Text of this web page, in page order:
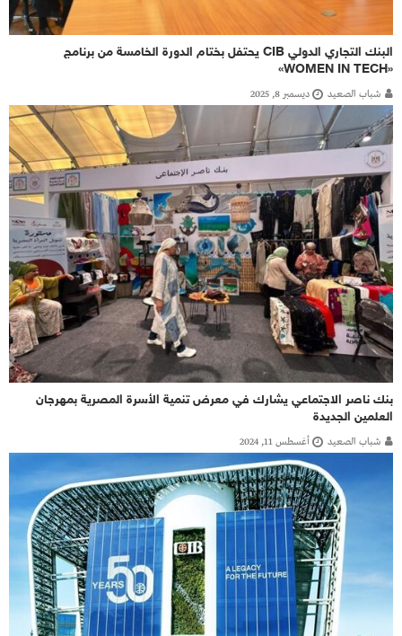
البنك التجاري الدولي CIB يحتفل بختام الدورة الخامسة من برنامج
«WOMEN IN TECH»
شباب الصعيد ديسمبر 8, 2025
بنك ناصر الاجتماعي يشارك في معرض تنمية الأسرة المصرية بمهرجان
العلمين الجديدة
شباب الصعيد أغسطس 11, 2024